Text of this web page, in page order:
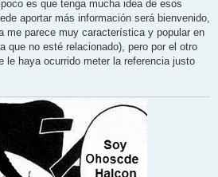
es que tenga mucha idea de esos
aportar más información será bienvenido,
me parece muy característica y popular en
que no esté relacionado), pero por el otro
le haya ocurrido meter la referencia justo